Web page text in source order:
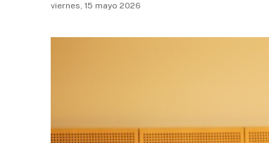
viernes, 15 mayo 2026